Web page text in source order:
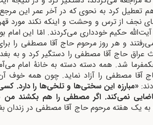
تعطیل کرد به نحوی که در آخر عمر این
نجف از ترس و وحشت و اینکه نکند مورد
حکیم خودداری می‌کردند. امّا این امام
و هر روز مرحوم حاج آقا مصطفی را
عراق حاج آقا مصطفی را دستگیر کرد و به
شد. همه دسته دسته به خانۀ امام
آقا مصطفی را آزاد نماید. چون همه خوف
«مبارزه این سختی‌ها و تلخی‌ها را دارد.
نمی‌کند. اگر مصطفی را هم بکشند من
به یک هفته مرحوم حاج آقا مصطفی در زندان